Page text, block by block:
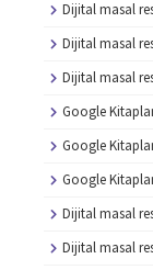
Dijital masal
Dijital masal
Dijital masal
Google
Google
Google
Dijital masal
Dijital masal